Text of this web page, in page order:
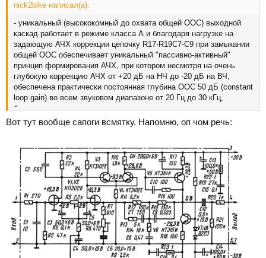
nick2bike написал(а):
- уникальный (высококомный до охвата общей ООС) выходной
каскад работает в режиме класса А и благодаря нагрузке на
задающую АЧХ коррекции цепочку R17-R19C7-C9 при замыкании
общей ООС обеспечивает уникальный "пассивно-активный"
принцип формирования АЧХ, при котором несмотря на очень
глубокую коррекцию АЧХ от +20 дБ на НЧ до -20 дБ на ВЧ,
обеспечена практически постоянная глубина ООС 50 дБ (constant
loop gain) во всем звуковом диапазоне от 20 Гц до 30 кГц,
благоприятно сказывающаяся одновременно на точности
соблюдения стандартной АЧХ, минимуме нелинейных искажений
и потенциальной устойчивости схемы. Особо отметим, что как в
конкурирующих схем с выходами на ОУ или на эмиттерных
повторителях, такой принцип не выполняется.
Вот тут вообще сапоги всмятку. Напомню, оп чом речь: